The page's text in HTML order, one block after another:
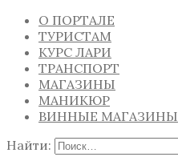
О ПОРТАЛЕ
ТУРИСТАМ
КУРС ЛАРИ
ТРАНСПОРТ
МАГАЗИНЫ
МАНИКЮР
ВИННЫЕ МАГАЗИНЫ
Найти: